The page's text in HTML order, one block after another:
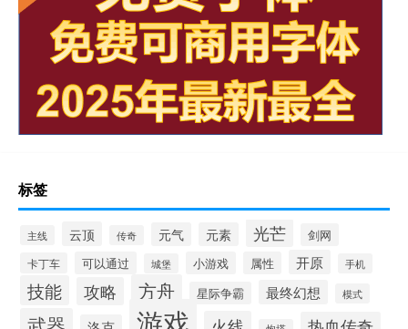
标签
主线 云顶 传奇 元气 元素 光芒 剑网
卡丁车 可以通过 城堡 小游戏 属性 开原 手机
技能 攻略 方舟 星际争霸 最终幻想 模式
游戏